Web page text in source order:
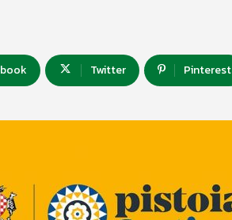
Twitter Pinterest